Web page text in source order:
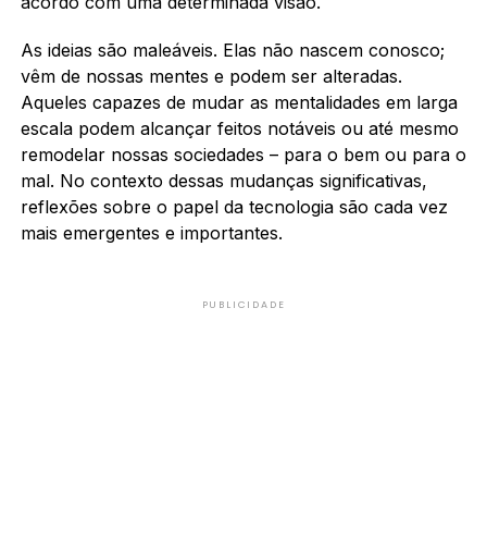
As ideias são maleáveis. Elas não nascem conosco;
vêm de nossas mentes e podem ser alteradas.
Aqueles capazes de mudar as mentalidades em larga
escala podem alcançar feitos notáveis ou até mesmo
remodelar nossas sociedades – para o bem ou para o
mal. No contexto dessas mudanças significativas,
reflexões sobre o papel da tecnologia são cada vez
mais emergentes e importantes.
PUBLICIDADE